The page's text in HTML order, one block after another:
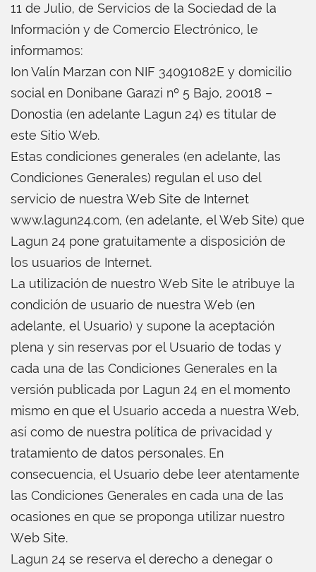
11 de Julio, de Servicios de la Sociedad de la
Información y de Comercio Electrónico, le
informamos:
Ion Valín Marzan con NIF 34091082E y domicilio
social en Donibane Garazi nº 5 Bajo, 20018 –
Donostia (en adelante Lagun 24) es titular de
este Sitio Web.
Estas condiciones generales (en adelante, las
Condiciones Generales) regulan el uso del
servicio de nuestra Web Site de Internet
www.lagun24.com, (en adelante, el Web Site) que
Lagun 24 pone gratuitamente a disposición de
los usuarios de Internet.
La utilización de nuestro Web Site le atribuye la
condición de usuario de nuestra Web (en
adelante, el Usuario) y supone la aceptación
plena y sin reservas por el Usuario de todas y
cada una de las Condiciones Generales en la
versión publicada por Lagun 24 en el momento
mismo en que el Usuario acceda a nuestra Web,
así como de nuestra política de privacidad y
tratamiento de datos personales. En
consecuencia, el Usuario debe leer atentamente
las Condiciones Generales en cada una de las
ocasiones en que se proponga utilizar nuestro
Web Site.
Lagun 24 se reserva el derecho a denegar o